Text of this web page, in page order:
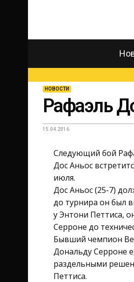
НОВОСТИ
Рафаэль
15.04.2016
Следующий бой
Дос Аньос
июля.
Дос Аньос (25-7)
до турнира он был
у Энтони Петтиса,
Серроне до
Бывший чемпион
Дональду Серроне
раздельными
Петтиса.